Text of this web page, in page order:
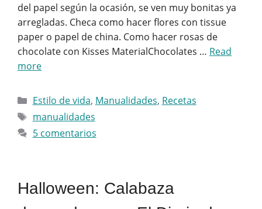
del papel según la ocasión, se ven muy bonitas ya
arregladas. Checa como hacer flores con tissue
paper o papel de china. Como hacer rosas de
chocolate con Kisses MaterialChocolates … Read
more
Categorías
Estilo de vida, Manualidades, Recetas
Etiquetas
manualidades
5 comentarios
Halloween: Calabaza